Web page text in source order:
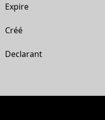
Expire
Créé
Declarant